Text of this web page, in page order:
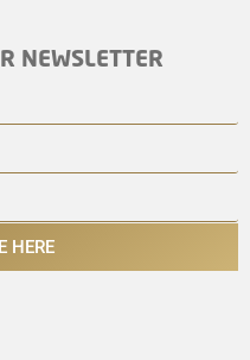
NEWSLETTER
HERE